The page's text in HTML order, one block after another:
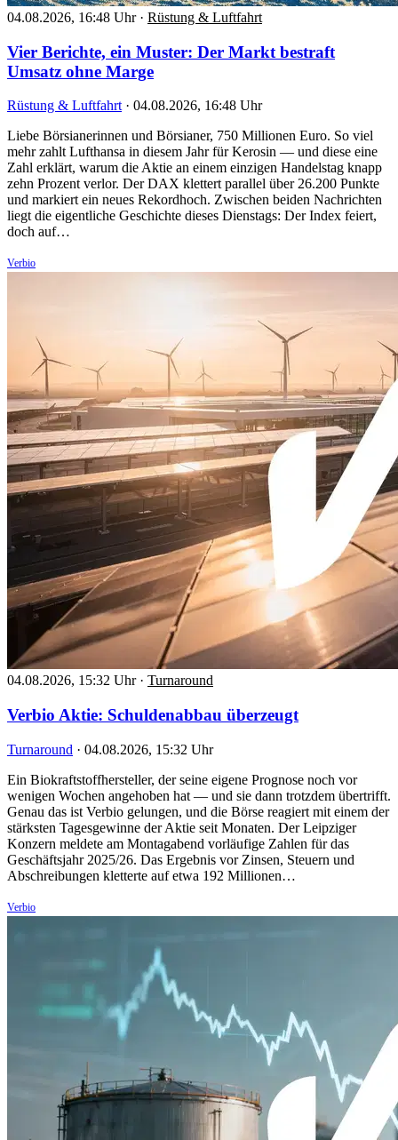
04.08.2026, 16:48 Uhr · Rüstung & Luftfahrt
Vier Berichte, ein Muster: Der Markt bestraft
Umsatz ohne Marge
Rüstung & Luftfahrt · 04.08.2026, 16:48 Uhr
Liebe Börsianerinnen und Börsianer, 750 Millionen Euro. So viel
mehr zahlt Lufthansa in diesem Jahr für Kerosin — und diese eine
Zahl erklärt, warum die Aktie an einem einzigen Handelstag knapp
zehn Prozent verlor. Der DAX klettert parallel über 26.200 Punkte
und markiert ein neues Rekordhoch. Zwischen beiden Nachrichten
liegt die eigentliche Geschichte dieses Dienstags: Der Index feiert,
doch auf…
Verbio
04.08.2026, 15:32 Uhr · Turnaround
Verbio Aktie: Schuldenabbau überzeugt
Turnaround · 04.08.2026, 15:32 Uhr
Ein Biokraftstoffhersteller, der seine eigene Prognose noch vor
wenigen Wochen angehoben hat — und sie dann trotzdem übertrifft.
Genau das ist Verbio gelungen, und die Börse reagiert mit einem der
stärksten Tagesgewinne der Aktie seit Monaten. Der Leipziger
Konzern meldete am Montagabend vorläufige Zahlen für das
Geschäftsjahr 2025/26. Das Ergebnis vor Zinsen, Steuern und
Abschreibungen kletterte auf etwa 192 Millionen…
Verbio